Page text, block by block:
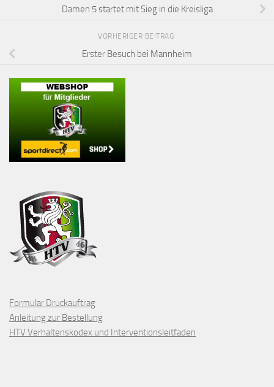
Damen 5 startet mit Sieg in die Kreisliga
VORHERIGER BEITRAG
Erster Besuch bei Mannheim
Formular Druckauftrag
Anleitung zur Bestellung
HTV Verhaltenskodex und Interventionsleitfaden